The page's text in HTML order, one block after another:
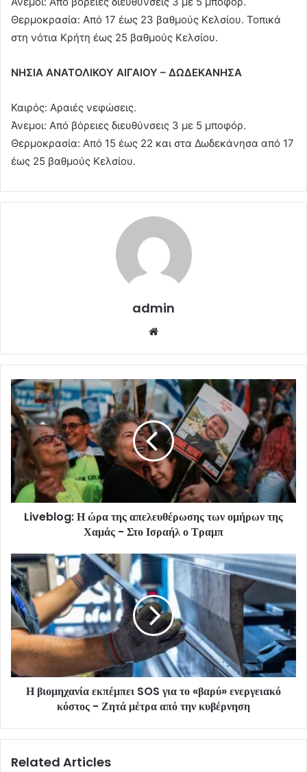
Θερμοκρασία: Από 17 έως 23 βαθμούς Κελσίου. Τοπικά
στη νότια Κρήτη έως 25 βαθμούς Κελσίου.
ΝΗΣΙΑ ΑΝΑΤΟΛΙΚΟΥ ΑΙΓΑΙΟΥ – ΔΩΔΕΚΑΝΗΣΑ
Καιρός: Αραιές νεφώσεις.
Άνεμοι: Από βόρειες διευθύνσεις 3 με 5 μποφόρ.
Θερμοκρασία: Από 15 έως 22 και στα Δωδεκάνησα από 17
έως 25 βαθμούς Κελσίου.
admin
Liveblog: Η ώρα της απελευθέρωσης των ομήρων της
Χαμάς - Στο Ισραήλ ο Τραμπ
Η βιομηχανία εκπέμπει SOS για το «βαρύ» ενεργειακό
κόστος - Ζητά μέτρα από την κυβέρνηση
Related Articles